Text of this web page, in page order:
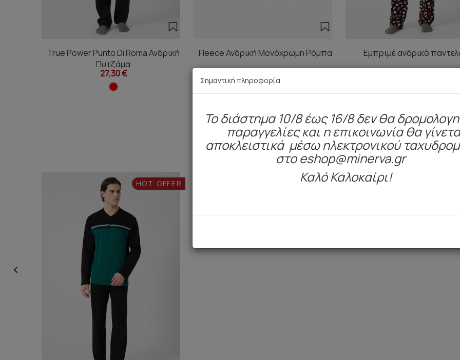
True Power Punto Di Roma Ανδρική
Πυτζάμα
27,30 €
Fleece Ανδρική Μονόχρωμη Ρόμπα
Εμπριμέ ανδρικό
Είδατε πρόσφατα
HOT OFFER
Σημαντική πληροφορία
To διάστημα 10/8 έως 16/8 δεν θα
παραγγελίες και η επικοινωνία θα
αποκλειστικά μέσω ηλεκτρονικού
στο eshop@minerva.gr
Καλό Καλοκαίρι!